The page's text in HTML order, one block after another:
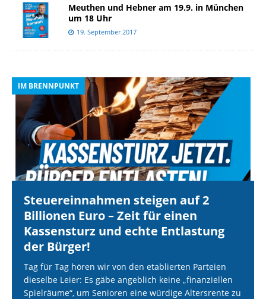
Meuthen und Hebner am 19.9. in München
um 18 Uhr
19. September 2017
IM BRENNPUNKT
Steuereinnahmen steigen auf 2
Billionen Euro – Zeit für einen
Kassensturz und echte Entlastung
der Bürger!
Tag für Tag hören wir von den etablierten Parteien
dieselbe Leier: Es gäbe angeblich keine „finanziellen
Spielräume“, um Senioren eine würdige Altersrente zu